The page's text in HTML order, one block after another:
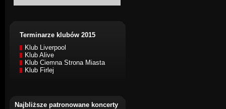
Terminarze klubów 2015
Klub Liverpool
Klub Alive
Klub Ciemna Strona Miasta
Klub Firlej
Najbliższe patronowane koncerty